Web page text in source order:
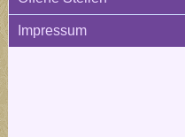
Impressum